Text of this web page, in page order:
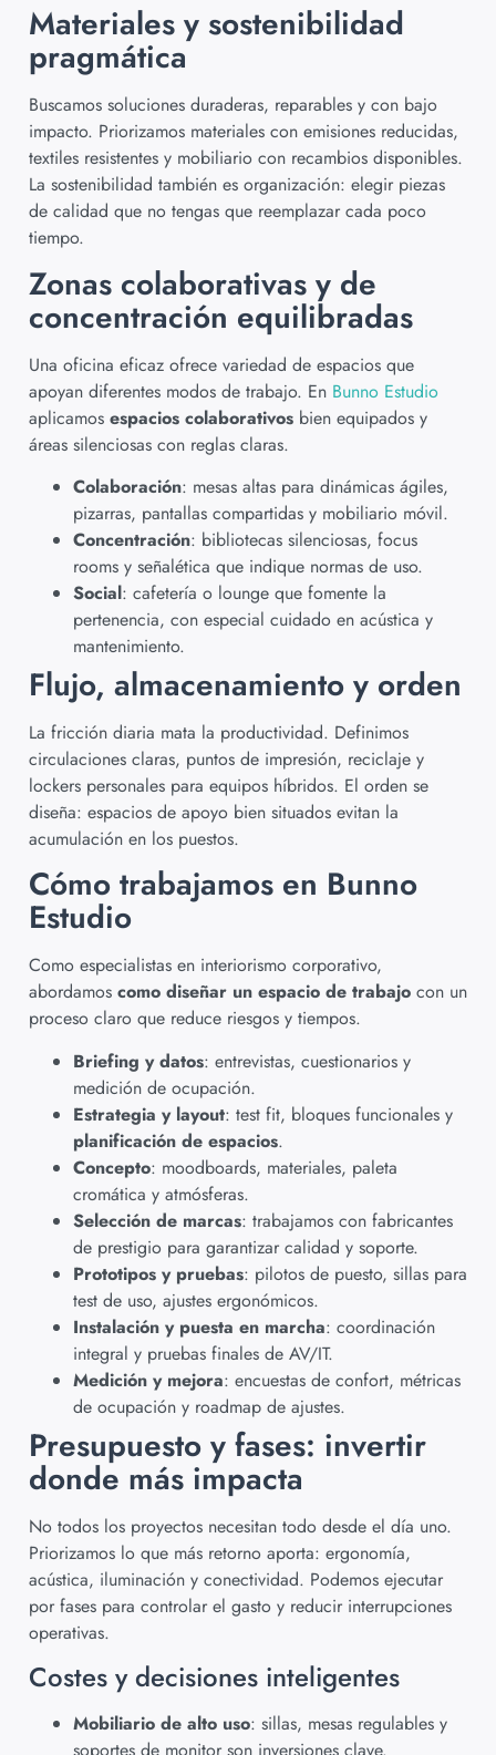
Materiales y sostenibilidad
pragmática
Buscamos soluciones duraderas, reparables y con bajo
impacto. Priorizamos materiales con emisiones reducidas,
textiles resistentes y mobiliario con recambios disponibles.
La sostenibilidad también es organización: elegir piezas
de calidad que no tengas que reemplazar cada poco
tiempo.
Zonas colaborativas y de
concentración equilibradas
Una oficina eficaz ofrece variedad de espacios que
apoyan diferentes modos de trabajo. En Bunno Estudio
aplicamos espacios colaborativos bien equipados y
áreas silenciosas con reglas claras.
Colaboración: mesas altas para dinámicas ágiles,
pizarras, pantallas compartidas y mobiliario móvil.
Concentración: bibliotecas silenciosas, focus
rooms y señalética que indique normas de uso.
Social: cafetería o lounge que fomente la
pertenencia, con especial cuidado en acústica y
mantenimiento.
Flujo, almacenamiento y orden
La fricción diaria mata la productividad. Definimos
circulaciones claras, puntos de impresión, reciclaje y
lockers personales para equipos híbridos. El orden se
diseña: espacios de apoyo bien situados evitan la
acumulación en los puestos.
Cómo trabajamos en Bunno
Estudio
Como especialistas en interiorismo corporativo,
abordamos como diseñar un espacio de trabajo con un
proceso claro que reduce riesgos y tiempos.
Briefing y datos: entrevistas, cuestionarios y
medición de ocupación.
Estrategia y layout: test fit, bloques funcionales y
planificación de espacios.
Concepto: moodboards, materiales, paleta
cromática y atmósferas.
Selección de marcas: trabajamos con fabricantes
de prestigio para garantizar calidad y soporte.
Prototipos y pruebas: pilotos de puesto, sillas para
test de uso, ajustes ergonómicos.
Instalación y puesta en marcha: coordinación
integral y pruebas finales de AV/IT.
Medición y mejora: encuestas de confort, métricas
de ocupación y roadmap de ajustes.
Presupuesto y fases: invertir
donde más impacta
No todos los proyectos necesitan todo desde el día uno.
Priorizamos lo que más retorno aporta: ergonomía,
acústica, iluminación y conectividad. Podemos ejecutar
por fases para controlar el gasto y reducir interrupciones
operativas.
Costes y decisiones inteligentes
Mobiliario de alto uso: sillas, mesas regulables y